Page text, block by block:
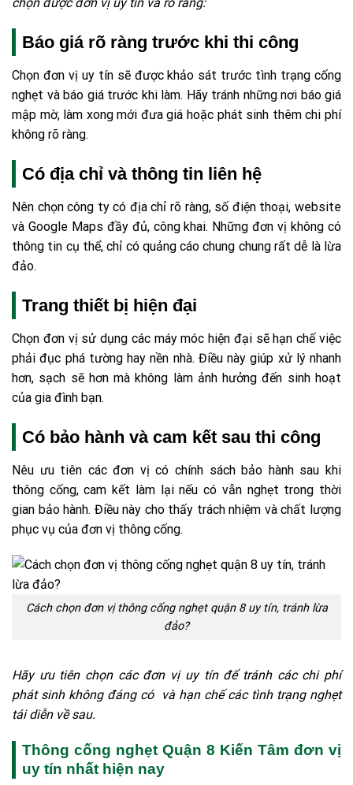
Báo giá rõ ràng trước khi thi công
Chọn đơn vị uy tín sẽ được khảo sát trước tình trạng cống
nghẹt và báo giá trước khi làm. Hãy tránh những nơi báo giá
mập mờ, làm xong mới đưa giá hoặc phát sinh thêm chi phí
không rõ ràng.
Có địa chỉ và thông tin liên hệ
Nên chọn công ty có địa chỉ rõ ràng, số điện thoại, website
và Google Maps đầy đủ, công khai. Những đơn vị không có
thông tin cụ thể, chỉ có quảng cáo chung chung rất dễ là lừa
đảo.
Trang thiết bị hiện đại
Chọn đơn vị sử dụng các máy móc hiện đại sẽ hạn chế việc
phải đục phá tường hay nền nhà. Điều này giúp xử lý nhanh
hơn, sạch sẽ hơn mà không làm ảnh hưởng đến sinh hoạt
của gia đình bạn.
Có bảo hành và cam kết sau thi công
Nêu ưu tiên các đơn vị có chính sách bảo hành sau khi
thông cống, cam kết làm lại nếu có vẫn nghẹt trong thời
gian bảo hành. Điều này cho thấy trách nhiệm và chất lượng
phục vụ của đơn vị thông cống.
Cách chọn đơn vị thông cống nghẹt quận 8 uy tín, tránh lừa
đảo?
Hãy ưu tiên chọn các đơn vị uy tín để tránh các chi phí
phát sinh không đáng có và hạn chế các tình trạng nghẹt
tái diễn về sau.
Thông cống nghẹt Quận 8 Kiến Tâm đơn vị
uy tín nhất hiện nay